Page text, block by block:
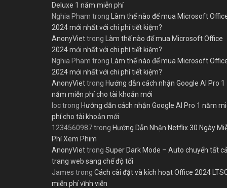
Deluxe 1 năm miễn phí
Nghia Pham trong Làm thế nào để mua Microsoft
2024 mới nhất với chi phí tiết kiệm?
AnonyViettrong Làm thế nào để mua Microsoft Office
2024 mới nhất với chi phí tiết kiệm?
Nghia Pham trong Làm thế nào để mua Microsoft
2024 mới nhất với chi phí tiết kiệm?
AnonyViettrong Hướng dẫn cách nhận Google AI Pro 1
năm miễn phí cho tài khoản mới
loctrong Hướng dẫn cách nhận Google AI Pro 1 năm
phí cho tài khoản mới
1234560987trong Hướng Dẫn Nhận Netflix 30 Ngày
Phí Xem Phim
AnonyViettrong Super Dark Mode – Auto chuyển tất cả
trang web sang chế độ tối
James trong Cách cài đặt và kích hoạt Office 2024
miễn phí vĩnh viễn